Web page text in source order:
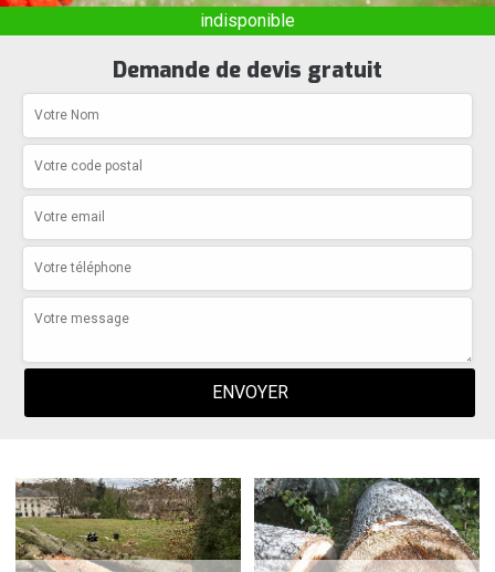
indisponible
Demande de devis gratuit